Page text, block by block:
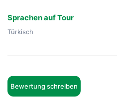
Sprachen auf Tour
Türkisch
Bewertung schreiben